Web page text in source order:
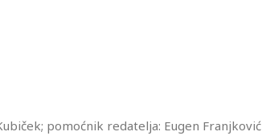
pomoćnik redatelja: Eugen Franjković